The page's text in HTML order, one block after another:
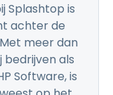
Splashtop is
achter de
meer dan
bedrijven als
Software, is